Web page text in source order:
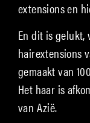
extensions en
En dit is
hairextensions
gemaakt van
Het haar is
van Azië.